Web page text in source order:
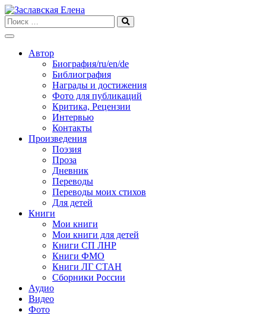
Skip
to
content
Автор
Биография/ru/en/de
Библиография
Награды и достижения
Фото для публикаций
Критика, Рецензии
Интервью
Контакты
Произведения
Поэзия
Проза
Дневник
Переводы
Переводы моих стихов
Для детей
Книги
Мои книги
Мои книги для детей
Книги СП ЛНР
Книги ФМО
Книги ЛГ СТАН
Сборники России
Аудио
Видео
Фото